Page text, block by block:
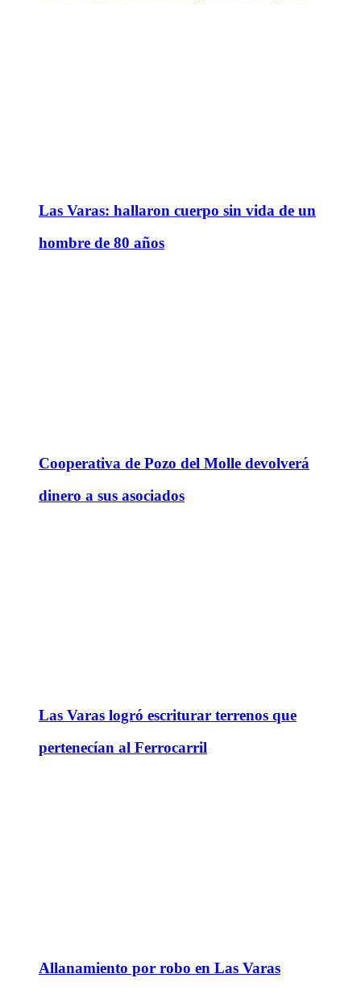
Las Varas: hallaron cuerpo sin vida de un
hombre de 80 años
Cooperativa de Pozo del Molle devolverá
dinero a sus asociados
Las Varas logró escriturar terrenos que
pertenecían al Ferrocarril
Allanamiento por robo en Las Varas